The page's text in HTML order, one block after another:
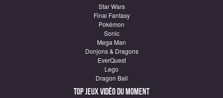
Star Wars
Final Fantasy
Pokémon
Sonic
Mega Man
Donjons & Dragons
EverQuest
Lego
Dragon Ball
Top Jeux vidéo du moment